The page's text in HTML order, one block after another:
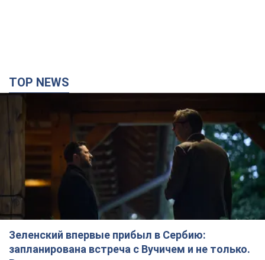
Зеленский впервые прибыл в Сербию:
запланирована встреча с Вучичем и не только.
Видео
Это первый визит главы государства в Белград
3 години тому
"Верните Федорова": в городах Украины уже
23-й день подряд проходят массовые митинги
с плакатами. Фото и видео